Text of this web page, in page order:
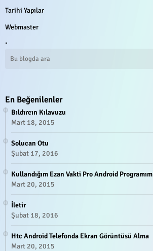
Tarihi Yapılar
Webmaster
.
En Beğenilenler
Bıldırcın Kılavuzu
Mart 18, 2015
Solucan Otu
Şubat 17, 2016
Kullandığım Ezan Vakti Pro Android Programım
Mart 20, 2015
İletir
Şubat 18, 2016
Htc Android Telefonda Ekran Görüntüsü Alma
Mart 20, 2015